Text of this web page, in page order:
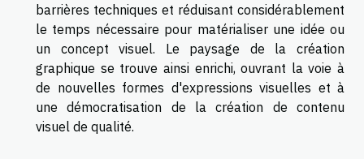
barrières techniques et réduisant considérablement
le temps nécessaire pour matérialiser une idée ou
un concept visuel. Le paysage de la création
graphique se trouve ainsi enrichi, ouvrant la voie à
de nouvelles formes d'expressions visuelles et à
une démocratisation de la création de contenu
visuel de qualité.